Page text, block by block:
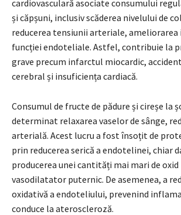
cardiovasculară asociate consumului
și căpșuni, inclusiv scăderea nivelului de
reducerea tensiunii arteriale,
funcției endoteliale. Astfel, contribuie la
grave precum infarctul miocardic,
cerebral și insuficiența cardiacă.
Consumul de fructe de pădure și cireșe la
determinat relaxarea vaselor de sânge,
arterială. Acest lucru a fost însoțit de
prin reducerea serică a endotelinei, chiar
producerea unei cantități mai mari de
vasodilatator puternic. De asemenea, a
oxidativă a endoteliului, prevenind
conduce la ateroscleroză.